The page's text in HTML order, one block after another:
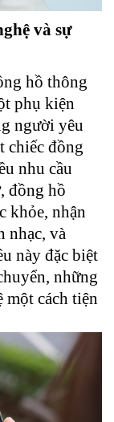
và sự
hồ thông
phụ kiện
người yêu
chiếc đồng
nhu cầu
đồng hồ
khỏe, nhận
nhạc, và
này đặc biệt
những
cách tiện